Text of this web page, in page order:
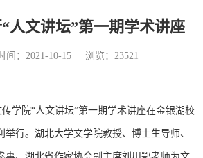
人文讲坛”第一期学术讲座
间：2021-10-15 浏览：23521
传学院“人文讲坛”第一期学术讲座在金银湖校
举行。湖北大学文学院教授、博士生导师、